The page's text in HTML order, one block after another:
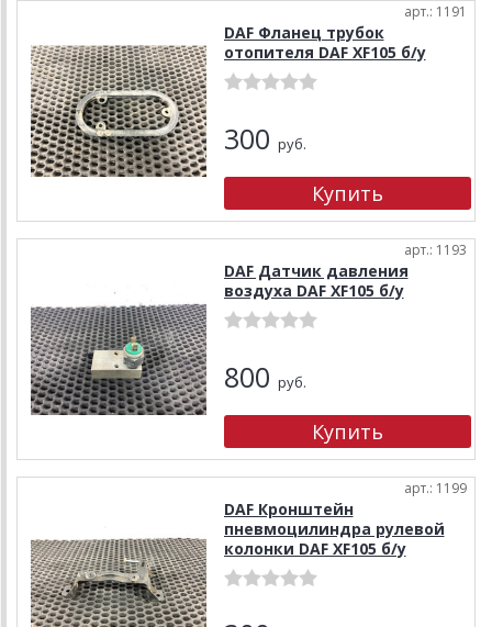
арт.: 1191
DAF Фланец трубок
отопителя DAF XF105 б/у
300 руб.
арт.: 1193
DAF Датчик давления
воздуха DAF XF105 б/у
800 руб.
арт.: 1199
DAF Кронштейн
пневмоцилиндра рулевой
колонки DAF XF105 б/у